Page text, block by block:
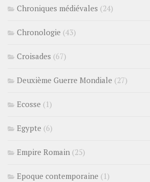
Chroniques médiévales (24)
Chronologie (43)
Croisades (67)
Deuxième Guerre Mondiale (27)
Ecosse (1)
Egypte (6)
Empire Romain (25)
Epoque contemporaine (1)